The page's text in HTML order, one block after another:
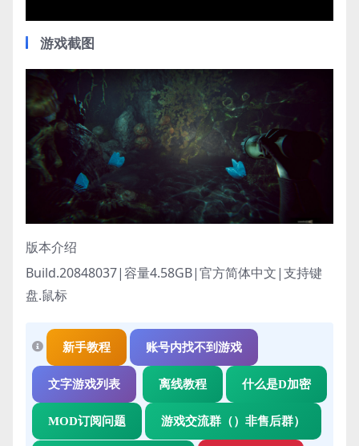
游戏截图
版本介绍
Build.20848037|容量4.58GB|官方简体中文|支持键
盘.鼠标
新手教程 账号内找不到游戏
文字游戏列表 离线教程 什么是D加密
MOD订阅问题 游戏交流群（）非售后群）